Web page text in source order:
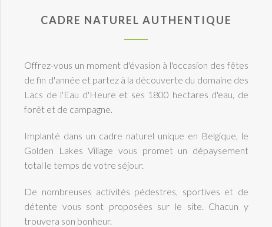
CADRE NATUREL AUTHENTIQUE
Offrez-vous un moment d'évasion à l'occasion des fêtes
de fin d'année et partez à la découverte du domaine des
Lacs de l'Eau d'Heure et ses 1800 hectares d'eau, de
forêt et de campagne.
Implanté dans un cadre naturel unique en Belgique, le
Golden Lakes Village vous promet un dépaysement
total le temps de votre séjour.
De nombreuses activités pédestres, sportives et de
détente vous sont proposées sur le site. Chacun y
trouvera son bonheur.